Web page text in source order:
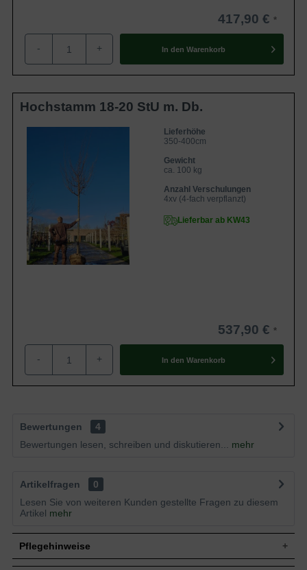
417,90 €
- + In den Warenkorb
Hochstamm 18-20 StU m. Db.
Lieferhöhe
350-400cm
Gewicht
ca. 100 kg
Anzahl Verschulungen
4xv (4-fach verpflanzt)
Lieferbar ab KW43
537,90 €
- + In den Warenkorb
Bewertungen
4
Bewertungen lesen, schreiben und diskutieren...
mehr
Artikelfragen
0
Lesen Sie von weiteren Kunden gestellte Fragen zu diesem
Artikel mehr
Pflegehinweise